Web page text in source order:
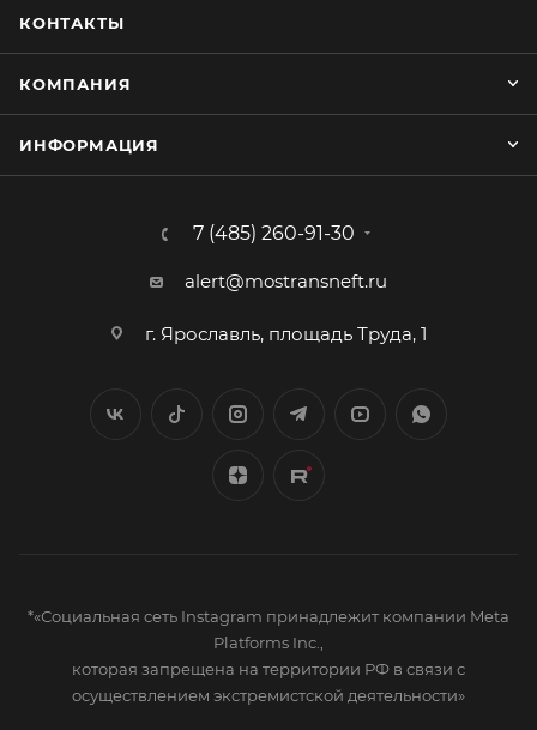
КОНТАКТЫ
КОМПАНИЯ
ИНФОРМАЦИЯ
7 (485) 260-91-30
alert@mostransneft.ru
г. Ярославль, площадь Труда, 1
*«Социальная сеть Instagram принадлежит компании Meta
Platforms Inc.,
которая запрещена на территории РФ в связи с
осуществлением экстремистской деятельности»